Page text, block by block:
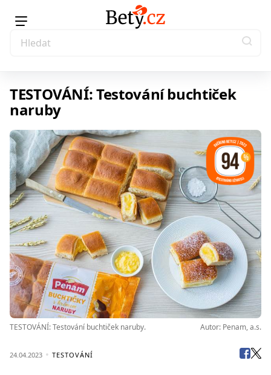
TESTOVÁNÍ: Testování buchtiček
naruby
TESTOVÁNÍ: Testování buchtiček naruby. Autor: Penam, a.s.
24.04.2023 TESTOVÁNÍ